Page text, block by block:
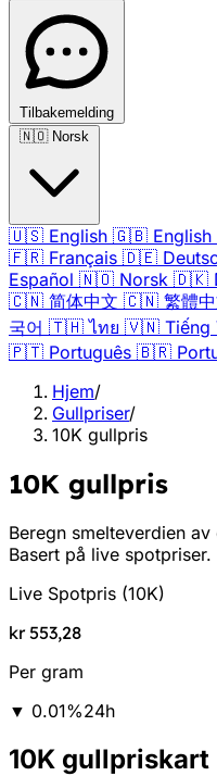
Tilbakemelding
🇳🇴 Norsk
🇺🇸 English 🇬🇧 English
🇫🇷 Français 🇩🇪
Español 🇳🇴 Norsk 🇩🇰
🇨🇳 简体中文 🇨🇳 繁體
국어 🇹🇭 ไทย 🇻🇳 Tiếng
🇵🇹 Português 🇧🇷
Hjem/
Gullpriser/
10K gullpris
10K gullpris
Beregn smelteverdien
Basert på live spotpriser.
Live Spotpris (10K)
kr 553,28
Per gram
▼ 0.01%24h
10K gullpriskart